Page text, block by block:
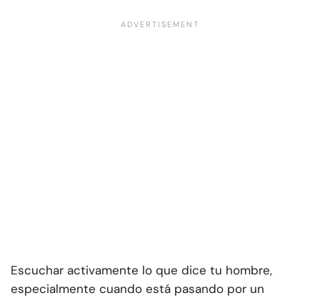
Escuchar activamente lo que dice tu hombre,
especialmente cuando está pasando por un